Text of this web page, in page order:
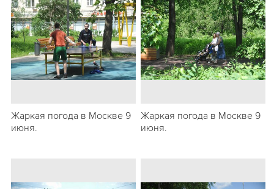
Жаркая погода в Москве 9
июня.
Жаркая погода в Москве 9
июня.